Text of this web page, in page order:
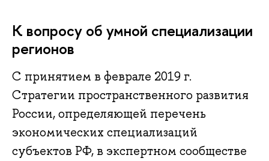
К вопросу об умной специализации
регионов
С принятием в феврале 2019 г.
Стратегии пространственного развития
России, определяющей перечень
экономических специализаций
субъектов РФ, в экспертном сообществе